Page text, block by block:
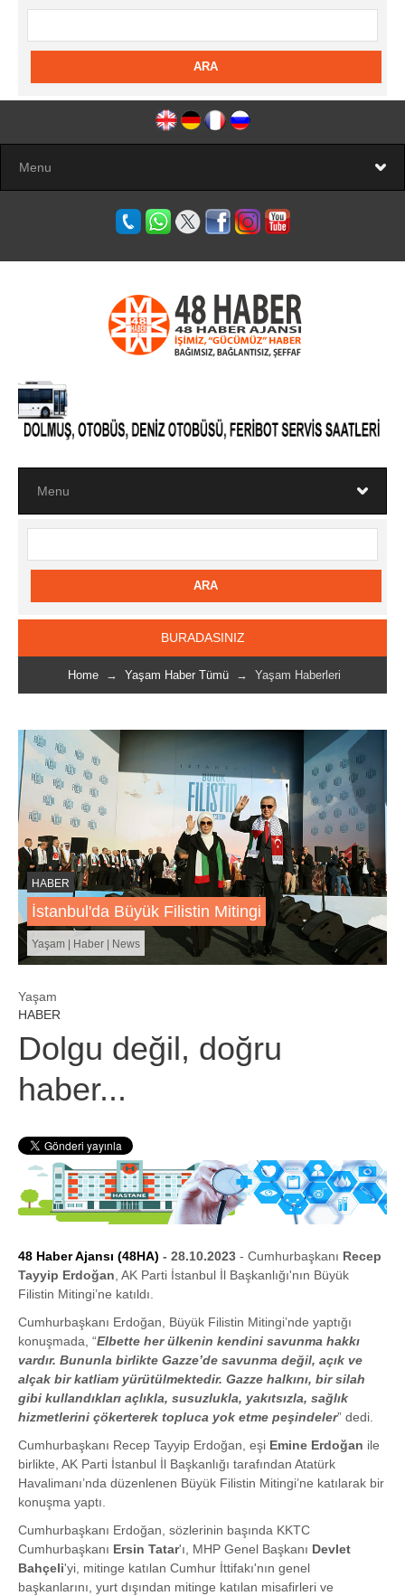
BURADASINIZ
Home→ Yaşam Haber Tümü→ Yaşam Haberleri
HABER
İstanbul'da Büyük Filistin Mitingi
Yaşam | Haber | News
Yaşam
HABER
Dolgu değil, doğru
haber...
48 Haber Ajansı (48HA) - 28.10.2023 - Cumhurbaşkanı Recep
Tayyip Erdoğan, AK Parti İstanbul İl Başkanlığı'nın Büyük
Filistin Mitingi’ne katıldı.
Cumhurbaşkanı Erdoğan, Büyük Filistin Mitingi’nde yaptığı
konuşmada, “Elbette her ülkenin kendini savunma hakkı
vardır. Bununla birlikte Gazze’de savunma değil, açık ve
alçak bir katliam yürütülmektedir. Gazze halkını, bir silah
gibi kullandıkları açlıkla, susuzlukla, yakıtsızla, sağlık
hizmetlerini çökerterek topluca yok etme peşindeler” dedi.
Cumhurbaşkanı Recep Tayyip Erdoğan, eşi Emine Erdoğan ile
birlikte, AK Parti İstanbul İl Başkanlığı tarafından Atatürk
Havalimanı’nda düzenlenen Büyük Filistin Mitingi’ne katılarak bir
konuşma yaptı.
Cumhurbaşkanı Erdoğan, sözlerinin başında KKTC
Cumhurbaşkanı Ersin Tatar'ı, MHP Genel Başkanı Devlet
Bahçeli'yi, mitinge katılan Cumhur İttifakı'nın genel
başkanlarını, yurt dışından mitinge katılan misafirleri ve